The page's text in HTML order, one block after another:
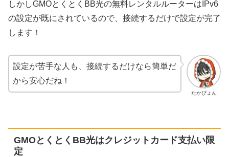
しかしGMOとくとくBB光の無料レンタルルーターはIPv6
の設定が既にされているので、接続するだけで設定が完了
します！
たかぴょん
設定が苦手な人も、接続するだけなら簡単だ
から安心だね！
GMOとくとくBB光はクレジットカード支払い限
定